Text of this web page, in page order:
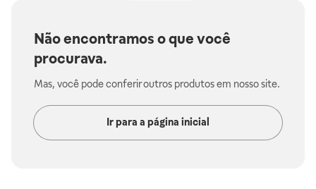
Não encontramos o que você
procurava.
Mas, você pode conferir outros produtos em nosso site.
Ir para a página inicial